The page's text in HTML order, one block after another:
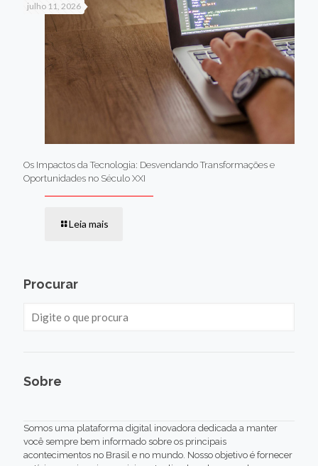
julho 11, 2026
Os Impactos da Tecnologia: Desvendando Transformações e
Oportunidades no Século XXI
Leia mais
Procurar
Sobre
Somos uma plataforma digital inovadora dedicada a manter
você sempre bem informado sobre os principais
acontecimentos no Brasil e no mundo. Nosso objetivo é fornecer